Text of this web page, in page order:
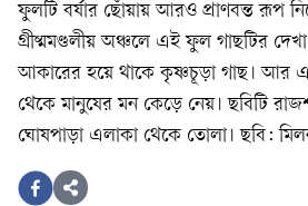
ফুলটি বর্ষার ছোঁয়ায় আরও প্রাণবন্ত রূপ
গ্রীষ্মমণ্ডলীয় অঞ্চলে এই ফুল গাছটির
আকারের হয়ে থাকে কৃষ্ণচূড়া গাছ।
থেকে মানুষের মন কেড়ে নেয়। ছবিটি
ঘোষপাড়া এলাকা থেকে তোলা। ছবি: